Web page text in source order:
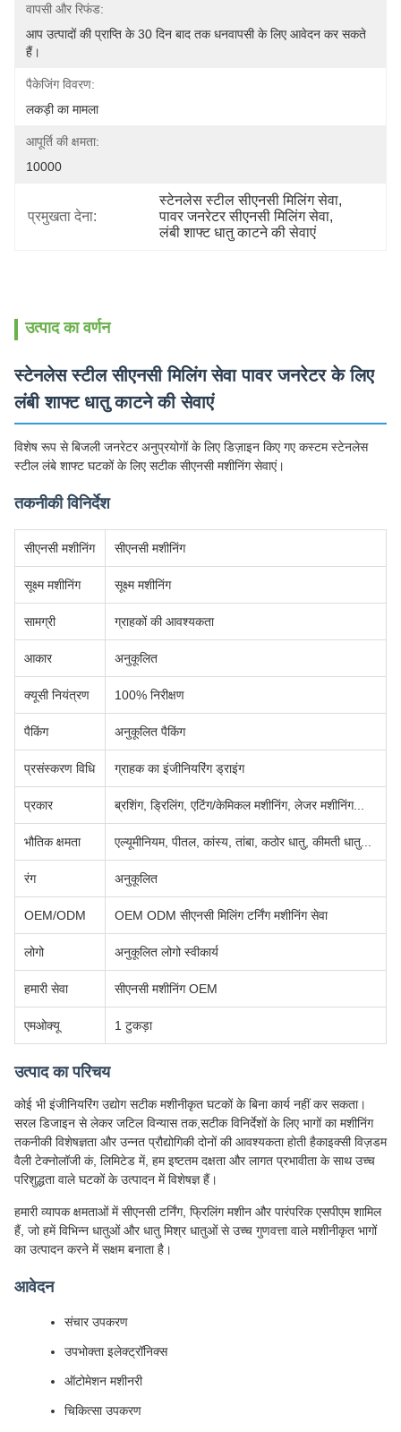
वापसी और रिफंड:
आप उत्पादों की प्राप्ति के 30 दिन बाद तक धनवापसी के लिए आवेदन कर सकते
हैं।
पैकेजिंग विवरण:
लकड़ी का मामला
आपूर्ति की क्षमता:
10000
प्रमुखता देना:
स्टेनलेस स्टील सीएनसी मिलिंग सेवा,
पावर जनरेटर सीएनसी मिलिंग सेवा,
लंबी शाफ्ट धातु काटने की सेवाएं
उत्पाद का वर्णन
स्टेनलेस स्टील सीएनसी मिलिंग सेवा पावर जनरेटर के लिए
लंबी शाफ्ट धातु काटने की सेवाएं
विशेष रूप से बिजली जनरेटर अनुप्रयोगों के लिए डिज़ाइन किए गए कस्टम स्टेनलेस
स्टील लंबे शाफ्ट घटकों के लिए सटीक सीएनसी मशीनिंग सेवाएं।
तकनीकी विनिर्देश
सीएनसी मशीनिंग सीएनसी मशीनिंग
सूक्ष्म मशीनिंग सूक्ष्म मशीनिंग
सामग्री ग्राहकों की आवश्यकता
आकार अनुकूलित
क्यूसी नियंत्रण 100% निरीक्षण
पैकिंग अनुकूलित पैकिंग
प्रसंस्करण विधि ग्राहक का इंजीनियरिंग ड्राइंग
प्रकार ब्रशिंग, ड्रिलिंग, एटिंग/केमिकल मशीनिंग, लेजर मशीनिंग...
भौतिक क्षमता एल्यूमीनियम, पीतल, कांस्य, तांबा, कठोर धातु, कीमती धातु...
रंग अनुकूलित
OEM/ODM OEM ODM सीएनसी मिलिंग टर्निंग मशीनिंग सेवा
लोगो अनुकूलित लोगो स्वीकार्य
हमारी सेवा सीएनसी मशीनिंग OEM
एमओक्यू 1 टुकड़ा
उत्पाद का परिचय
कोई भी इंजीनियरिंग उद्योग सटीक मशीनीकृत घटकों के बिना कार्य नहीं कर सकता।
सरल डिजाइन से लेकर जटिल विन्यास तक,सटीक विनिर्देशों के लिए भागों का मशीनिंग
तकनीकी विशेषज्ञता और उन्नत प्रौद्योगिकी दोनों की आवश्यकता होती हैकाइक्सी विज़डम
वैली टेक्नोलॉजी कं, लिमिटेड में, हम इष्टतम दक्षता और लागत प्रभावीता के साथ उच्च
परिशुद्धता वाले घटकों के उत्पादन में विशेषज्ञ हैं।
हमारी व्यापक क्षमताओं में सीएनसी टर्निंग, फ्रिलिंग मशीन और पारंपरिक एसपीएम शामिल
हैं, जो हमें विभिन्न धातुओं और धातु मिश्र धातुओं से उच्च गुणवत्ता वाले मशीनीकृत भागों
का उत्पादन करने में सक्षम बनाता है।
आवेदन
संचार उपकरण
उपभोक्ता इलेक्ट्रॉनिक्स
ऑटोमेशन मशीनरी
चिकित्सा उपकरण